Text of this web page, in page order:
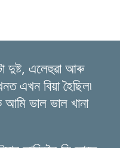
দুষ্ট, এলেহুৱা আৰু
এখন বিয়া হৈছিল৷
আমি ভাল ভাল খানা